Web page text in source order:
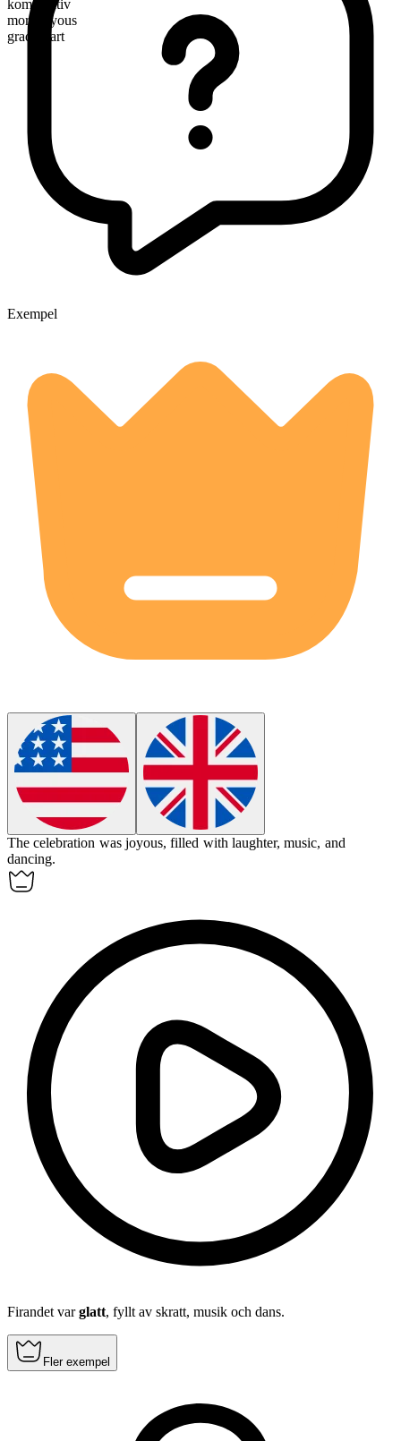
komparativ
more joyous
graderbart
Exempel
The celebration was joyous, filled with laughter, music, and
dancing.
Firandet varglatt, fyllt av skratt, musik och dans.
Fler exempel